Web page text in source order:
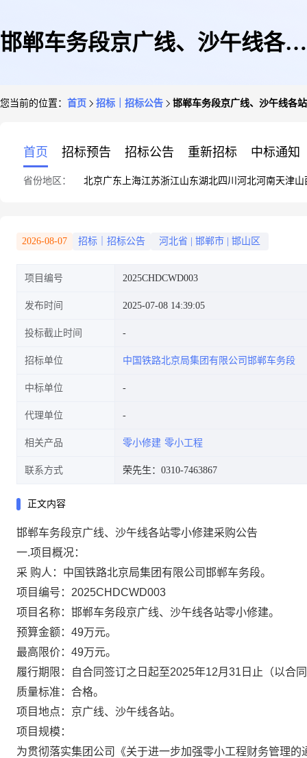
邯郸车务段京广线、沙午线各站
您当前的位置： 首页 招标｜招标公告 邯郸车务段京广线、沙午线各
首页 招标预告 招标公告 重新招标 中标通知
省份地区： 北京广东 上海江苏浙江山东湖北四川 河北河南天津山
2026-08-07 招标｜招标公告 河北省 邯郸市 邯山区
项目编号 2025CHDCWD003
发布时间 2025-07-08 14:39:05
投标截止时间
招标单位 中国铁路北京局集团有限公司邯郸车务段
中标单位
代理单位
相关产品 零小修建 零小工程
联系方式 荣先生：0310-7463867
正文内容
邯郸车务段京广线、沙午线各站零小修建采购公告
一.项目概况：
采 购人： 中国铁路北京局集团有限公司邯郸车务段。
项目编号： 2025CHDCWD003
项目名称： 邯郸车务段京广线、沙午线各站零小修建。
预算金额 ： 49万元。
最高限价： 49万元。
履行期限 ： 自合同签订之日起至2025年12月31日止 （以合
质量标准： 合格。
项目地点： 京广线、沙午线各站。
项目规模：
为贯彻落实集团公司《关于进一步加强零小工程财务管理的